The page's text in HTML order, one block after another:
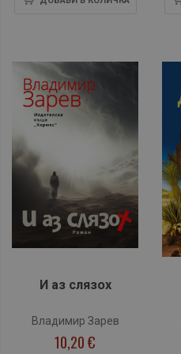
И аз слязох
Владимир Зарев
10,20 €